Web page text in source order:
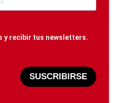
y recibir tus newsletters.
SUSCRIBIRSE